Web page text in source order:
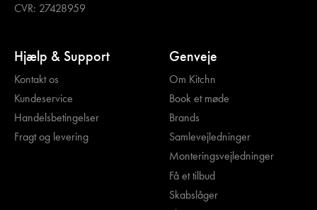
CVR: 27428959
Hjælp & Support
Kontakt os
Kundeservice
Handelsbetingelser
Fragt og levering
Genveje
Om Kitchn
Book et møde
Brands
Samlevejledninger
Monteringsvejledninger
Få et tilbud
Skabslåger